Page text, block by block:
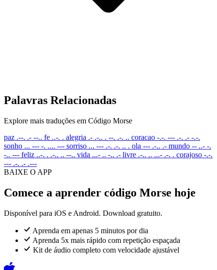
Palavras Relacionadas
Explore mais traduções em Código Morse
paz .--. .- --.. fe ..-. . alegria .- .-.. . --. .-. .. coracao -.-. --- .-. .- -.-.
sonho ... --- -. .... --- sorriso ... --- .-. .-. .. . ola --- .-.. .- mundo -- ..- -.
-.. --- feliz ..-. . .-.. .. --.. vida ...- .. -.. .- livre .-.. .. ...- .-. . corajoso -.-.
--- .-. .- .---
BAIXE O APP
Comece a aprender código Morse hoje
Disponível para iOS e Android. Download gratuito.
Aprenda em apenas 5 minutos por dia
Aprenda 5x mais rápido com repetição espaçada
Kit de áudio completo com velocidade ajustável